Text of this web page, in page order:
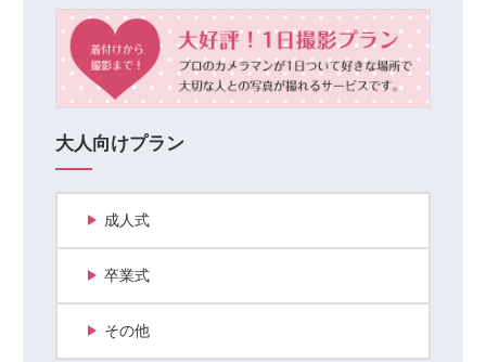
大人向けプラン
成人式
卒業式
その他